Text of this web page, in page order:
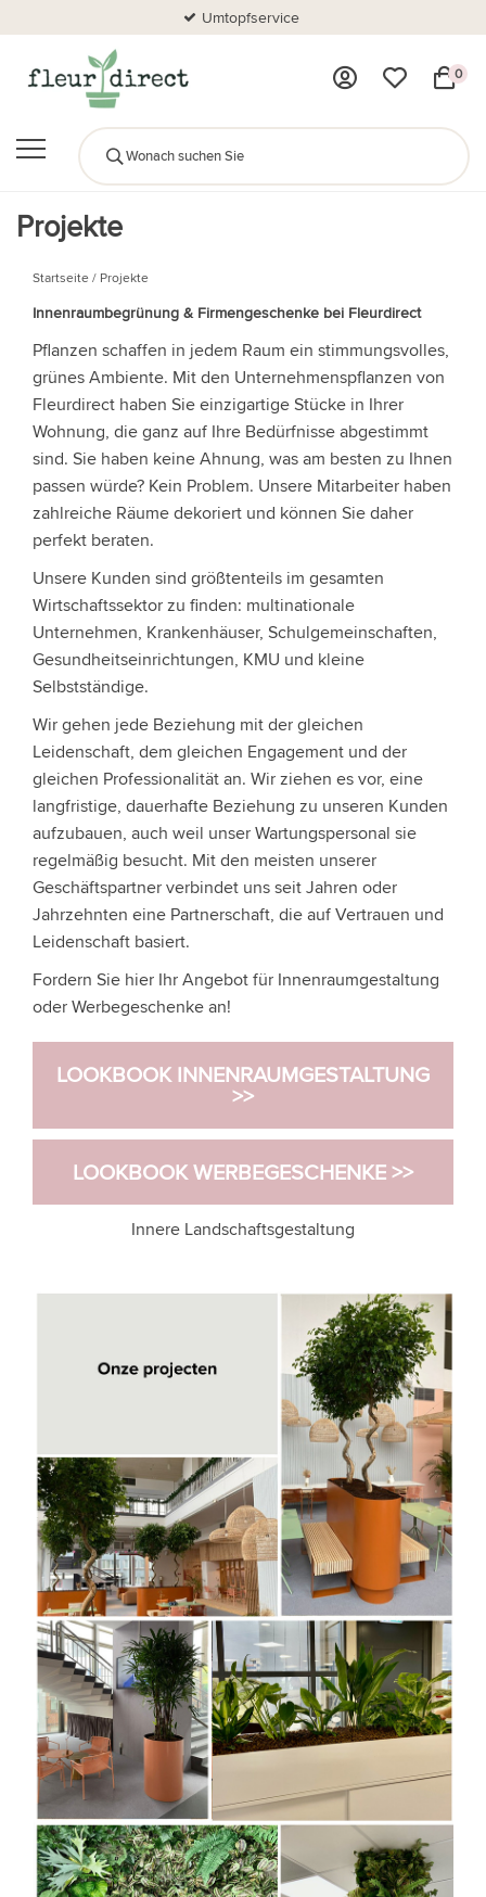
Umtopfservice
0
Projekte
Startseite/ Projekte
Innenraumbegrünung & Firmengeschenke bei Fleurdirect
Pflanzen schaffen in jedem Raum ein stimmungsvolles,
grünes Ambiente. Mit den Unternehmenspflanzen von
Fleurdirect haben Sie einzigartige Stücke in Ihrer
Wohnung, die ganz auf Ihre Bedürfnisse abgestimmt
sind. Sie haben keine Ahnung, was am besten zu Ihnen
passen würde? Kein Problem. Unsere Mitarbeiter haben
zahlreiche Räume dekoriert und können Sie daher
perfekt beraten.
Unsere Kunden sind größtenteils im gesamten
Wirtschaftssektor zu finden: multinationale
Unternehmen, Krankenhäuser, Schulgemeinschaften,
Gesundheitseinrichtungen, KMU und kleine
Selbstständige.
Wir gehen jede Beziehung mit der gleichen
Leidenschaft, dem gleichen Engagement und der
gleichen Professionalität an. Wir ziehen es vor, eine
langfristige, dauerhafte Beziehung zu unseren Kunden
aufzubauen, auch weil unser Wartungspersonal sie
regelmäßig besucht. Mit den meisten unserer
Geschäftspartner verbindet uns seit Jahren oder
Jahrzehnten eine Partnerschaft, die auf Vertrauen und
Leidenschaft basiert.
Fordern Sie hier Ihr Angebot für Innenraumgestaltung
oder Werbegeschenke an!
LOOKBOOK INNENRAUMGESTALTUNG
>>
LOOKBOOK WERBEGESCHENKE >>
Innere Landschaftsgestaltung